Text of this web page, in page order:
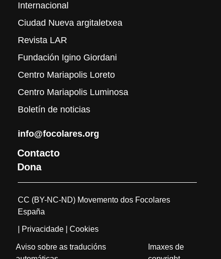
Internacional
Ciudad Nueva argitaletxea
Revista LAR
Fundación Igino Giordani
Centro Mariapolis Loreto
Centro Mariapolis Luminosa
Boletín de noticias
info@focolares.org
Contacto
Dona
CC (BY-NC-ND) Movemento dos Focolares
España
| Privacidade | Cookies
Aviso sobre as traducións
Imaxes de